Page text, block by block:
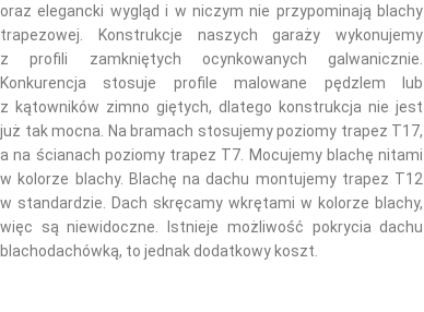
oraz elegancki wygląd i w niczym nie przypominają blachy
trapezowej. Konstrukcje naszych garaży wykonujemy
z profili zamkniętych ocynkowanych galwanicznie.
Konkurencja stosuje profile malowane pędzlem lub
z kątowników zimno giętych, dlatego konstrukcja nie jest
już tak mocna. Na bramach stosujemy poziomy trapez T17,
a na ścianach poziomy trapez T7. Mocujemy blachę nitami
w kolorze blachy. Blachę na dachu montujemy trapez T12
w standardzie. Dach skręcamy wkrętami w kolorze blachy,
więc są niewidoczne. Istnieje możliwość pokrycia dachu
blachodachówką, to jednak dodatkowy koszt.